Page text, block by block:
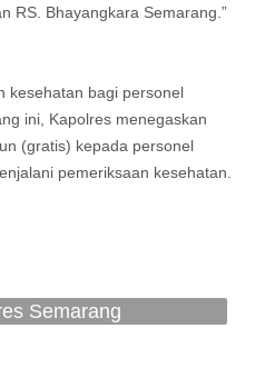
RS. Bhayangkara Semarang.”
kesehatan bagi personel
ini, Kapolres menegaskan
(gratis) kepada personel
pemeriksaan kesehatan.
Semarang